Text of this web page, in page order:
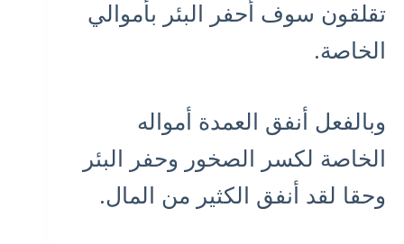
تقلقون سوف أحفر البئر بأموالي
الخاصة.
وبالفعل أنفق العمدة أمواله
الخاصة لكسر الصخور وحفر البئر
وحقا لقد أنفق الكثير من المال.